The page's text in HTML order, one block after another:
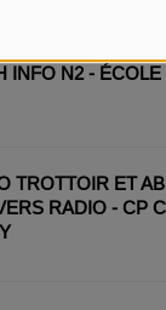
INFO N2 -
TROTTOIR ET
RADIO - CP